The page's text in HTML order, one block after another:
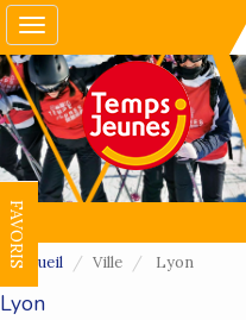
Toggle
navigation
FAVORIS
Accueil Ville Lyon
Lyon